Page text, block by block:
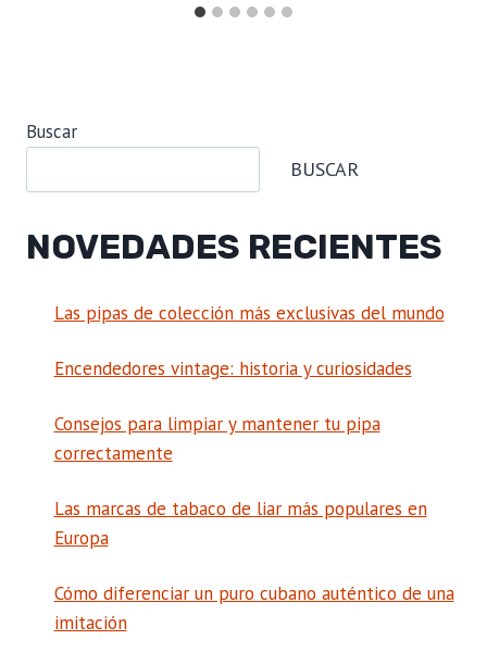
Buscar
BUSCAR
NOVEDADES RECIENTES
Las pipas de colección más exclusivas del mundo
Encendedores vintage: historia y curiosidades
Consejos para limpiar y mantener tu pipa
correctamente
Las marcas de tabaco de liar más populares en
Europa
Cómo diferenciar un puro cubano auténtico de una
imitación